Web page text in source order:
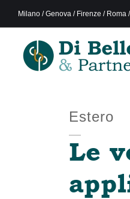
Milano / Genova / Firenze / Roma
Estero
Le